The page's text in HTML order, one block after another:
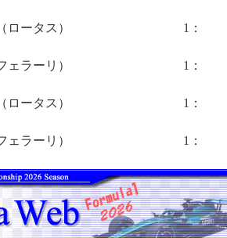
ネン（ロータス） 1：
ソ（フェラーリ） 1：
ネン（ロータス） 1：
ソ（フェラーリ） 1：